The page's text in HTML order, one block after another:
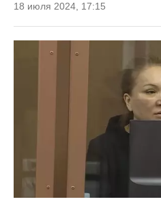
18 июля 2024, 17:15